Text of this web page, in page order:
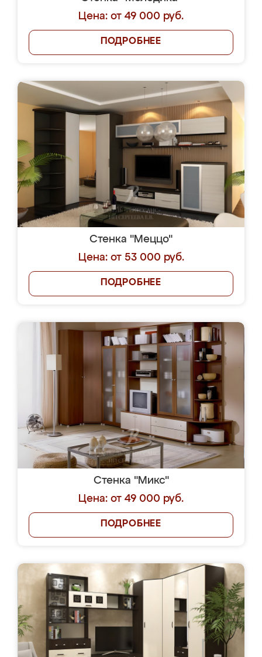
Цена: от 49 000 руб.
ПОДРОБНЕЕ
Стенка "Меццо"
Цена: от 53 000 руб.
ПОДРОБНЕЕ
Стенка "Микс"
Цена: от 49 000 руб.
ПОДРОБНЕЕ